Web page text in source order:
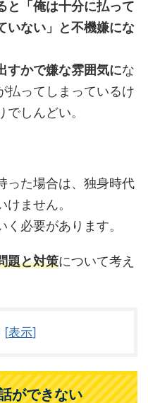
と「俺は十分に払って
いない」と不機嫌にな
すかで嫌な雰囲気にな
払ってしまっているけ
しんどい。
った場合は、独身時代
ません。
必要があります。
題と対策について考え
[表示]
ができない